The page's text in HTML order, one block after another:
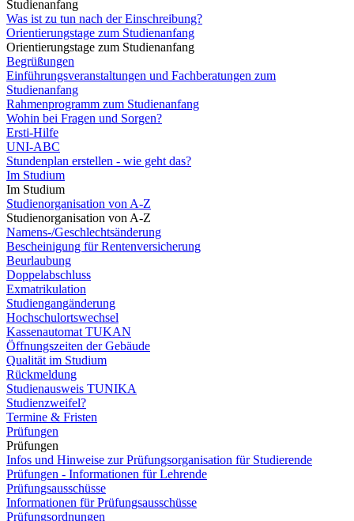
Studienanfang
Was ist zu tun nach der Einschreibung?
Orientierungstage zum Studienanfang
Orientierungstage zum Studienanfang
Begrüßungen
Einführungsveranstaltungen und Fachberatungen zum
Studienanfang
Rahmenprogramm zum Studienanfang
Wohin bei Fragen und Sorgen?
Ersti-Hilfe
UNI-ABC
Stundenplan erstellen - wie geht das?
Im Studium
Im Studium
Studienorganisation von A-Z
Studienorganisation von A-Z
Namens-/Geschlechtsänderung
Bescheinigung für Rentenversicherung
Beurlaubung
Doppelabschluss
Exmatrikulation
Studiengangänderung
Hochschulortswechsel
Kassenautomat TUKAN
Öffnungszeiten der Gebäude
Qualität im Studium
Rückmeldung
Studienausweis TUNIKA
Studienzweifel?
Termine & Fristen
Prüfungen
Prüfungen
Infos und Hinweise zur Prüfungsorganisation für Studierende
Prüfungen - Informationen für Lehrende
Prüfungsausschüsse
Informationen für Prüfungsausschüsse
Prüfungsordnungen